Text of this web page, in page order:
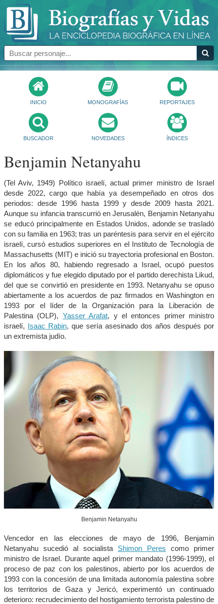
INICIO MONOGRAFÍAS REPORTAJES
BUSCADOR NOVEDADES ÍNDICES
Benjamin Netanyahu
(Tel Aviv, 1949) Político israelí, actual primer ministro de Israel
desde 2022, cargo que había ya desempeñado en otros dos
periodos: desde 1996 hasta 1999 y desde 2009 hasta 2021.
Aunque su infancia transcurrió en Jerusalén, Benjamin Netanyahu
se educó principalmente en Estados Unidos, adonde se trasladó
con su familia en 1963; tras un paréntesis para servir en el ejército
israelí, cursó estudios superiores en el Instituto de Tecnología de
Massachusetts (MIT) e inició su trayectoria profesional en Boston.
En los años 80, habiendo regresado a Israel, ocupó puestos
diplomáticos y fue elegido diputado por el partido derechista Likud,
del que se convirtió en presidente en 1993. Netanyahu se opuso
abiertamente a los acuerdos de paz firmados en Washington en
1993 por el líder de la Organización para la Liberación de
Palestina (OLP), Yasser Arafat, y el entonces primer ministro
israelí, Isaac Rabin, que sería asesinado dos años después por
un extremista judío.
Benjamin Netanyahu
Vencedor en las elecciones de mayo de 1996, Benjamin
Netanyahu sucedió al socialista Shimon Peres como primer
ministro de Israel. Durante aquel primer mandato (1996-1999), el
proceso de paz con los palestinos, abierto por los acuerdos de
1993 con la concesión de una limitada autonomía palestina sobre
los territorios de Gaza y Jericó, experimentó un continuado
deterioro: recrudecimiento del hostigamiento terrorista palestino de